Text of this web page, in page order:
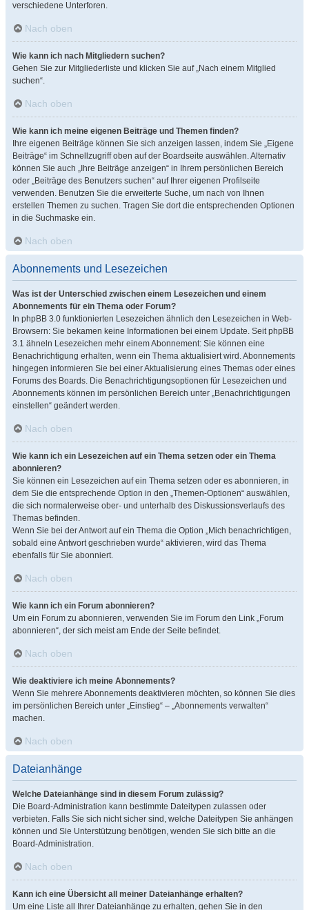
verschiedene Unterforen.
Nach oben
Wie kann ich nach Mitgliedern suchen?
Gehen Sie zur Mitgliederliste und klicken Sie auf „Nach einem Mitglied
suchen“.
Nach oben
Wie kann ich meine eigenen Beiträge und Themen finden?
Ihre eigenen Beiträge können Sie sich anzeigen lassen, indem Sie „Eigene
Beiträge“ im Schnellzugriff oben auf der Boardseite auswählen. Alternativ
können Sie auch „Ihre Beiträge anzeigen“ in Ihrem persönlichen Bereich
oder „Beiträge des Benutzers suchen“ auf Ihrer eigenen Profilseite
verwenden. Benutzen Sie die erweiterte Suche, um nach von Ihnen
erstellen Themen zu suchen. Tragen Sie dort die entsprechenden Optionen
in die Suchmaske ein.
Nach oben
Abonnements und Lesezeichen
Was ist der Unterschied zwischen einem Lesezeichen und einem
Abonnements für ein Thema oder Forum?
In phpBB 3.0 funktionierten Lesezeichen ähnlich den Lesezeichen in Web-
Browsern: Sie bekamen keine Informationen bei einem Update. Seit phpBB
3.1 ähneln Lesezeichen mehr einem Abonnement: Sie können eine
Benachrichtigung erhalten, wenn ein Thema aktualisiert wird. Abonnements
hingegen informieren Sie bei einer Aktualisierung eines Themas oder eines
Forums des Boards. Die Benachrichtigungsoptionen für Lesezeichen und
Abonnements können im persönlichen Bereich unter „Benachrichtigungen
einstellen“ geändert werden.
Nach oben
Wie kann ich ein Lesezeichen auf ein Thema setzen oder ein Thema
abonnieren?
Sie können ein Lesezeichen auf ein Thema setzen oder es abonnieren, in
dem Sie die entsprechende Option in den „Themen-Optionen“ auswählen,
die sich normalerweise ober- und unterhalb des Diskussionsverlaufs des
Themas befinden.
Wenn Sie bei der Antwort auf ein Thema die Option „Mich benachrichtigen,
sobald eine Antwort geschrieben wurde“ aktivieren, wird das Thema
ebenfalls für Sie abonniert.
Nach oben
Wie kann ich ein Forum abonnieren?
Um ein Forum zu abonnieren, verwenden Sie im Forum den Link „Forum
abonnieren“, der sich meist am Ende der Seite befindet.
Nach oben
Wie deaktiviere ich meine Abonnements?
Wenn Sie mehrere Abonnements deaktivieren möchten, so können Sie dies
im persönlichen Bereich unter „Einstieg“ – „Abonnements verwalten“
machen.
Nach oben
Dateianhänge
Welche Dateianhänge sind in diesem Forum zulässig?
Die Board-Administration kann bestimmte Dateitypen zulassen oder
verbieten. Falls Sie sich nicht sicher sind, welche Dateitypen Sie anhängen
können und Sie Unterstützung benötigen, wenden Sie sich bitte an die
Board-Administration.
Nach oben
Kann ich eine Übersicht all meiner Dateianhänge erhalten?
Um eine Liste all Ihrer Dateianhänge zu erhalten, gehen Sie in den